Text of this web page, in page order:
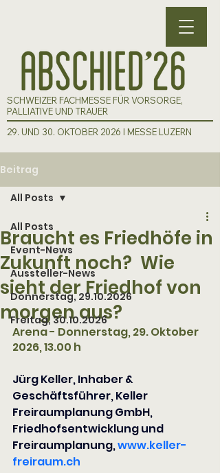
SCHWEIZER FACHMESSE FÜR VORSORGE,
PALLIATIVE UND TRAUER
29. UND 30. OKTOBER 2026 I MESSE LUZERN
Beitrag
All Posts
Event-News
Aussteller-News
Donnerstag, 29.10.2026
Freitag, 30.10.2026
All Posts
Braucht es Friedhöfe in
Zukunft noch? Wie
sieht der Friedhof von
morgen aus?
Arena - Donnerstag, 29. Oktober
2026, 13.00 h
Jürg Keller, Inhaber &
Geschäftsführer, Keller
Freiraumplanung GmbH,
Friedhofsentwicklung und
Freiraumplanung,www.keller-
freiraum.ch